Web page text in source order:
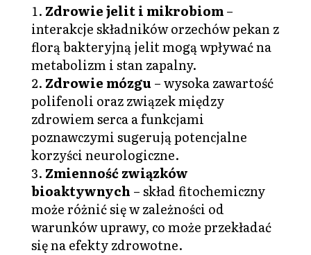
Zdrowie jelit i mikrobiom–
interakcje składników orzechów pekan z
florą bakteryjną jelit mogą wpływać na
metabolizm i stan zapalny.
Zdrowie mózgu – wysoka zawartość
polifenoli oraz związek między
zdrowiem serca a funkcjami
poznawczymi sugerują potencjalne
korzyści neurologiczne.
Zmienność związków
bioaktywnych – skład fitochemiczny
może różnić się w zależności od
warunków uprawy, co może przekładać
się na efekty zdrowotne.